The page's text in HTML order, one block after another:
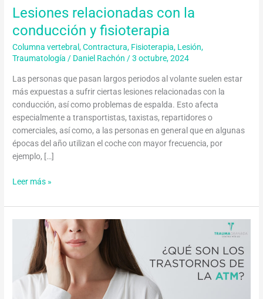
Lesiones relacionadas con la
conducción y fisioterapia
Columna vertebral,Contractura, Fisioterapia, Lesión,
Traumatología / Daniel Rachón/3 octubre, 2024
Las personas que pasan largos periodos al volante suelen estar
más expuestas a sufrir ciertas lesiones relacionadas con la
conducción, así como problemas de espalda. Esto afecta
especialmente a transportistas, taxistas, repartidores o
comerciales, así como, a las personas en general que en algunas
épocas del año utilizan el coche con mayor frecuencia, por
ejemplo, […]
Leer más »
trastornos